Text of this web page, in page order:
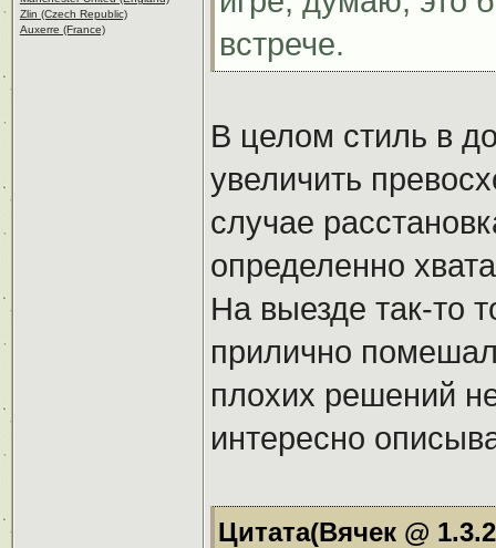
Zlin (Czech Republic)
Auxerre (France)
встрече.
В целом стиль в
увеличить
случае
определенно
На выезде так-то
прилично
плохих решений
интересно
Цитата(Вячек @